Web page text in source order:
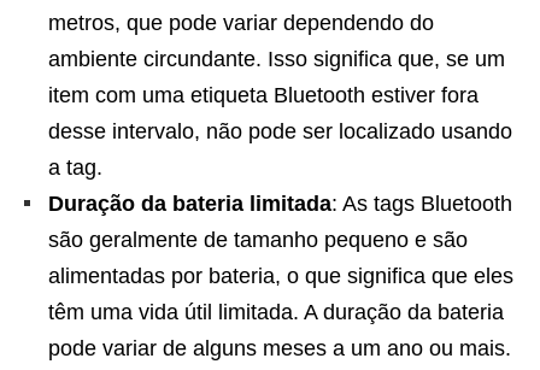
metros, que pode variar dependendo do
ambiente circundante. Isso significa que, se um
item com uma etiqueta Bluetooth estiver fora
desse intervalo, não pode ser localizado usando
a tag.
Duração da bateria limitada: As tags Bluetooth
são geralmente de tamanho pequeno e são
alimentadas por bateria, o que significa que eles
têm uma vida útil limitada. A duração da bateria
pode variar de alguns meses a um ano ou mais.